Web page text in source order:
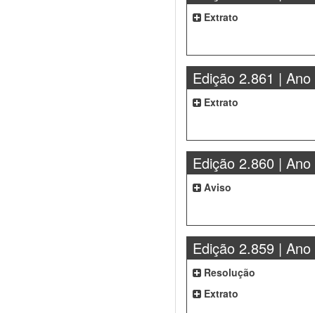
Extrato
Edição 2.861 | Ano
Extrato
Edição 2.860 | Ano
Aviso
Edição 2.859 | Ano
Resolução
Extrato